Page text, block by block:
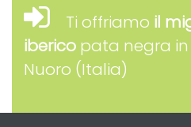
Ti offriamo il
iberico pata negra
Nuoro (Italia)